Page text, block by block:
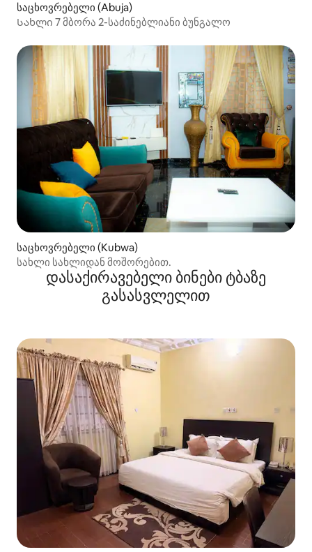
საცხოვრებელი (Abuja)
Სახლი 7 მბორა 2-საძინებლიანი ბუნგალო
საცხოვრებელი (Kubwa)
სახლი სახლიდან მოშორებით.
დასაქირავებელი ბინები ტბაზე
გასასვლელით